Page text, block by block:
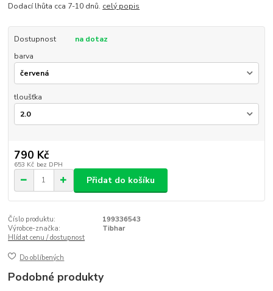
Dodací lhůta cca 7-10 dnů. celý popis
Dostupnost
na dotaz
barva
tloušťka
790 Kč
653 Kč bez DPH
Přidat do košíku
Číslo produktu:
199336543
Výrobce-značka:
Tibhar
Hlídat cenu / dostupnost
Do oblíbených
Podobné produkty